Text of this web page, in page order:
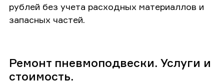
рублей без учета расходных материаллов и
запасных частей.
Ремонт пневмоподвески. Услуги и
стоимость.